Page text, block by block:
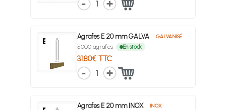
1
Agrafes E 20 mm GALVA GALVANISÉ
5000 agrafes En stock
31.80€ TTC
1
Agrafes E 20 mm INOX INOX